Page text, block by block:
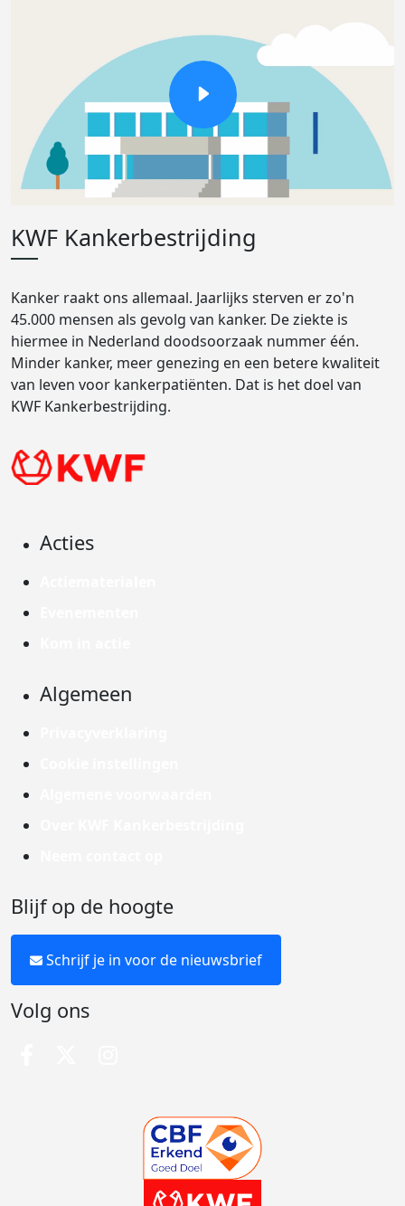
KWF Kankerbestrijding
Kanker raakt ons allemaal. Jaarlijks sterven er zo'n
45.000 mensen als gevolg van kanker. De ziekte is
hiermee in Nederland doodsoorzaak nummer één.
Minder kanker, meer genezing en een betere kwaliteit
van leven voor kankerpatiënten. Dat is het doel van
KWF Kankerbestrijding.
Acties
Algemeen
Blijf op de hoogte
Schrijf je in voor de nieuwsbrief
Volg ons